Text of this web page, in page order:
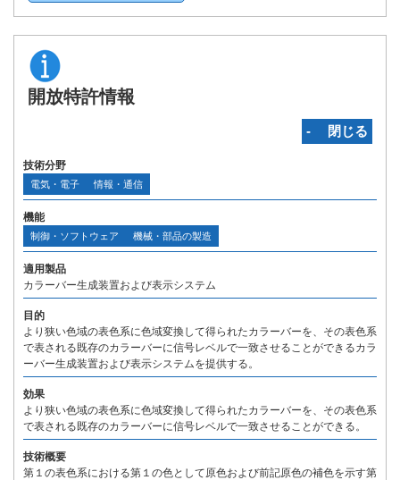
開放特許情報
‐ 閉じる
技術分野
電気・電子 情報・通信
機能
制御・ソフトウェア 機械・部品の製造
適用製品
カラーバー生成装置および表示システム
目的
より狭い色域の表色系に色域変換して得られたカラーバーを、その表色系
で表される既存のカラーバーに信号レベルで一致させることができるカラ
ーバー生成装置および表示システムを提供する。
効果
より狭い色域の表色系に色域変換して得られたカラーバーを、その表色系
で表される既存のカラーバーに信号レベルで一致させることができる。
技術概要
第１の表色系における第１の色として原色および前記原色の補色を示す第